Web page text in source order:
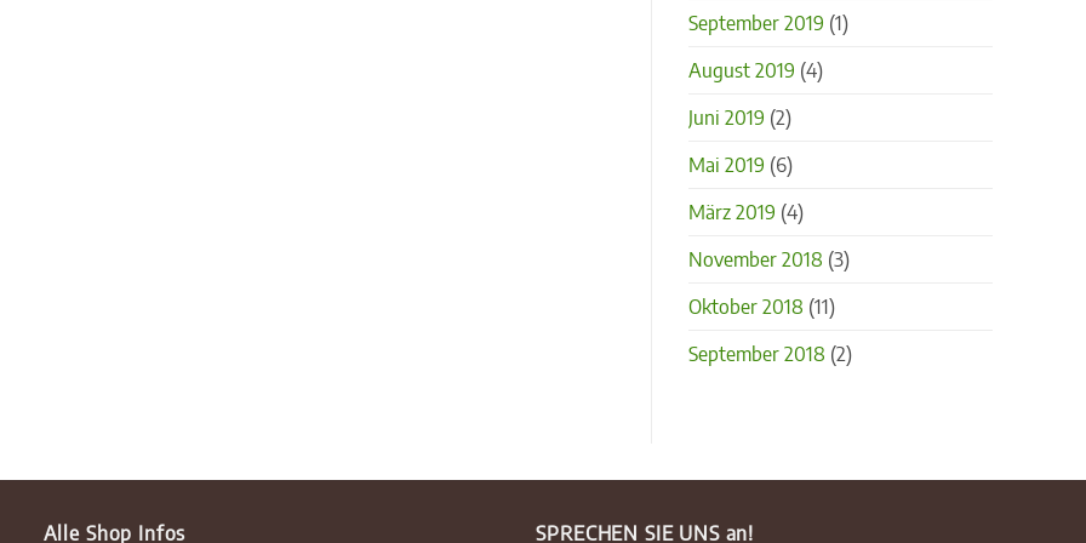
September 2019 (1)
August 2019 (4)
Juni 2019 (2)
Mai 2019 (6)
März 2019 (4)
November 2018 (3)
Oktober 2018 (11)
September 2018 (2)
Alle Shop Infos SPRECHEN SIE UNS an!